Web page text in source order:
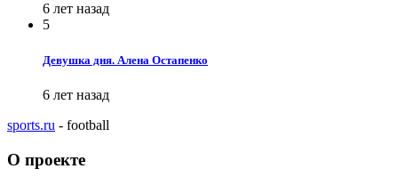
6 лет назад
5
Девушка дня. Алена Остапенко
6 лет назад
sports.ru - football
О проекте